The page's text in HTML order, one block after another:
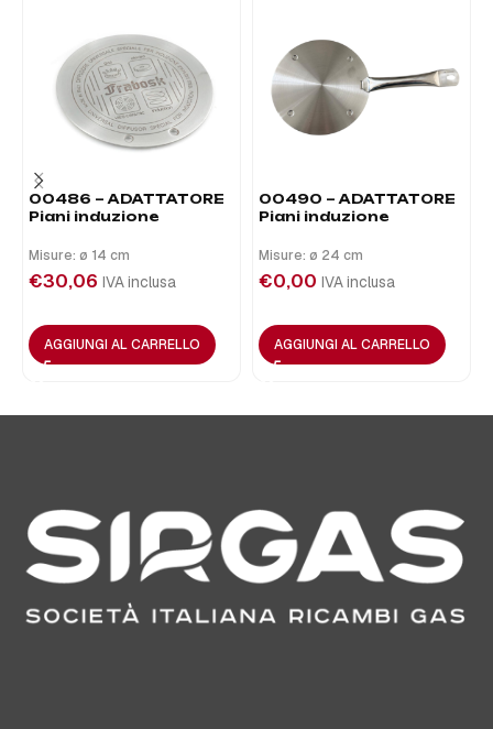
00486 – ADATTATORE
Piani induzione
Misure: ø 14 cm
€30,06 IVA inclusa
AGGIUNGI AL CARRELLO
00490 – ADATTATORE
Piani induzione
Misure: ø 24 cm
€0,00 IVA inclusa
AGGIUNGI AL CARRELLO